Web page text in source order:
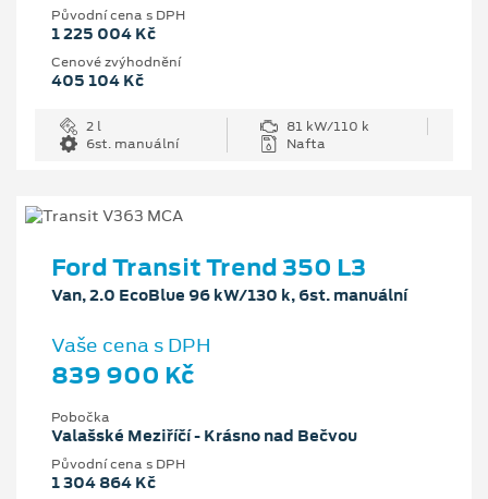
Původní cena s DPH
1 225 004 Kč
Cenové zvýhodnění
405 104 Kč
2 l
81 kW/110 k
6st. manuální
Nafta
Ford Transit Trend 350 L3
Van, 2.0 EcoBlue 96 kW/130 k, 6st. manuální
Vaše cena s DPH
839 900 Kč
Pobočka
Valašské Meziříčí - Krásno nad Bečvou
Původní cena s DPH
1 304 864 Kč